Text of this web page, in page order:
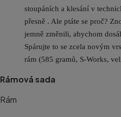
stoupáních a klesání v
přesně . Ale ptáte se proč?
jemně změnili, abychom
Spárujte to se zcela novým
rám (585 gramů, S-Works,
Rámová sada
Rám